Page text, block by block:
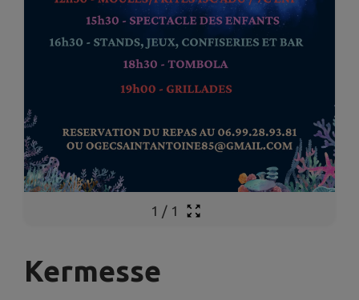
1 / 1
Kermesse